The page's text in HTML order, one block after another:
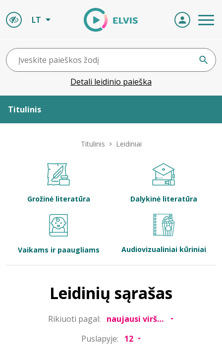
LT
Detali leidinio paieška
Titulinis
Bibliotekoms
Titulinis Leidiniai
Grožinė literatūra Dalykinė literatūra
Vaikams ir paaugliams Audiovizualiniai kūriniai
Leidinių sąrašas
Rikiuoti pagal:
Puslapyje: